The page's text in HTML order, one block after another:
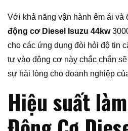
Với khả năng vận hành êm ái và
động cơ Diesel Isuzu 44kw
cho các ứng dụng đòi hỏi độ tin
tư vào động cơ này chắc chắn
sự hài lòng cho doanh nghiệp
Hiệu suất